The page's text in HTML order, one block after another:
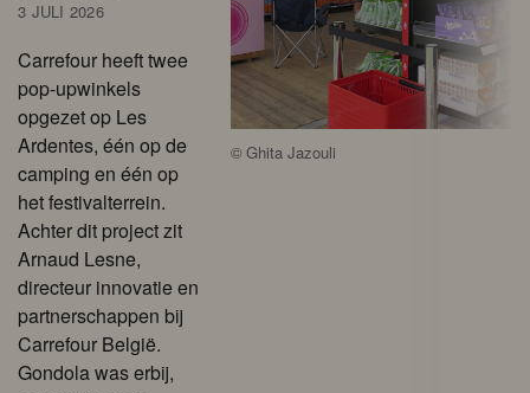
3 JULI 2026
Carrefour heeft twee
pop-upwinkels
opgezet op Les
Ardentes, één op de
camping en één op
het festivalterrein.
Achter dit project zit
Arnaud Lesne,
directeur innovatie en
partnerschappen bij
Carrefour België.
Gondola was erbij,
©Ghita Jazouli